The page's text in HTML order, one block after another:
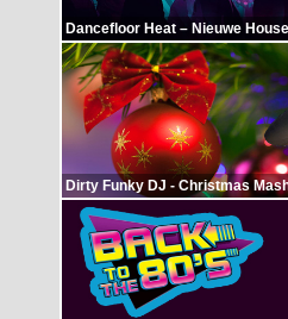
Dancefloor Heat – Nieuwe
Dirty Funky DJ - Christmas